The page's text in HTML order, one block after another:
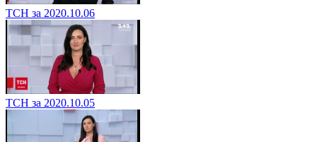
ТСН за 2020.10.06
ТСН за 2020.10.05